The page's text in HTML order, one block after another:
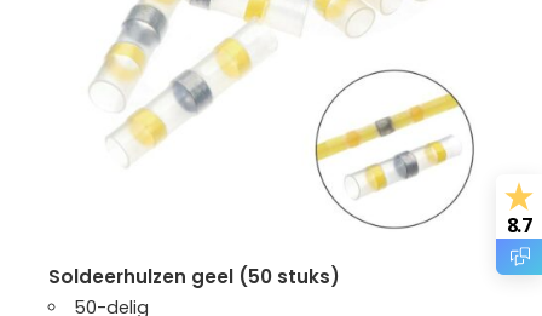
soldeerhulzen geel (50 stuks)
50-delig
8.7